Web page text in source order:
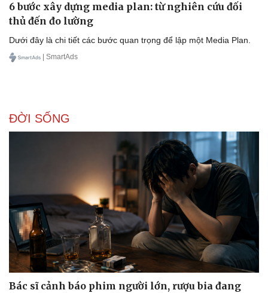
6 bước xây dựng media plan: từ nghiên cứu đối
thủ đến đo lường
Dưới đây là chi tiết các bước quan trọng để lập một Media Plan.
| SmartAds
ĐỜI SỐNG
Bác sĩ cảnh báo phim người lớn, rượu bia đang